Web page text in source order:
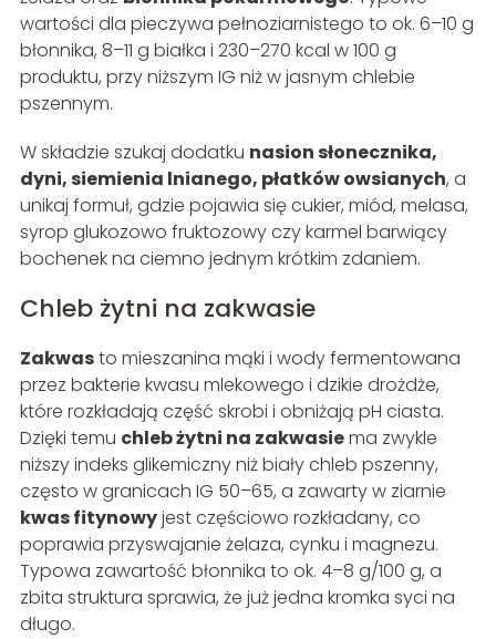
wartości dla pieczywa pełnoziarnistego to ok. 6–10 g
błonnika, 8–11 g białka i 230–270 kcal w 100 g
produktu, przy niższym IG niż w jasnym chlebie
pszennym.
W składzie szukaj dodatku nasion słonecznika,
dyni, siemienia lnianego, płatków owsianych, a
unikaj formuł, gdzie pojawia się cukier, miód, melasa,
syrop glukozowo fruktozowy czy karmel barwiący
bochenek na ciemno jednym krótkim zdaniem.
Chleb żytni na zakwasie
Zakwasto mieszanina mąki i wody fermentowana
przez bakterie kwasu mlekowego i dzikie drożdże,
które rozkładają część skrobi i obniżają pH ciasta.
Dzięki temu chleb żytni na zakwasiema zwykle
niższy indeks glikemiczny niż biały chleb pszenny,
często w granicach IG 50–65, a zawarty w ziarnie
kwas fitynowyjest częściowo rozkładany, co
poprawia przyswajanie żelaza, cynku i magnezu.
Typowa zawartość błonnika to ok. 4–8 g/100 g, a
zbita struktura sprawia, że już jedna kromka syci na
długo.